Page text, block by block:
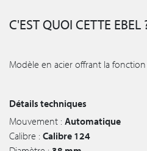
C'EST QUOI CETTE EBEL
Modèle en acier offrant la
Détails techniques
Mouvement : Automatique
Calibre : Calibre 124